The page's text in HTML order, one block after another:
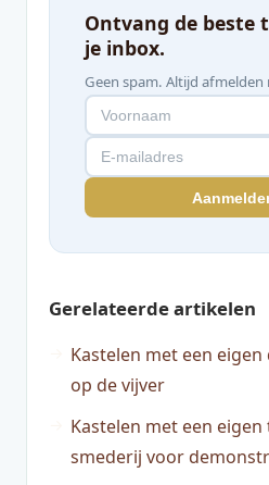
Ontvang de beste
je inbox.
Geen spam. Altijd afmelden
Gerelateerde artikelen
Kastelen met een
op de vijver
Kastelen met een
smederij voor